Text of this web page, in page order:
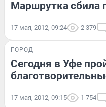
Маршрутка сбила
17 мая, 2012, 09:24 2 379
ГОРОД
Сегодня в Уфе
17 мая, 2012, 09:15 1 754